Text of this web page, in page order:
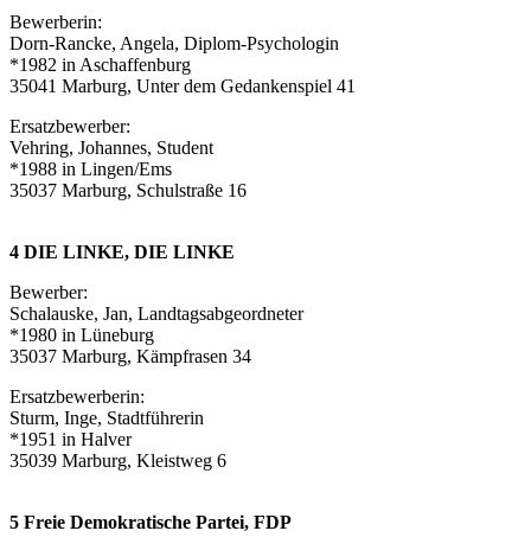
Bewerberin:
Dorn-Rancke, Angela, Diplom-Psychologin
*1982 in Aschaffenburg
35041 Marburg, Unter dem Gedankenspiel 41
Ersatzbewerber:
Vehring, Johannes, Student
*1988 in Lingen/Ems
35037 Marburg, Schulstraße 16
4 DIE LINKE, DIE LINKE
Bewerber:
Schalauske, Jan, Landtagsabgeordneter
*1980 in Lüneburg
35037 Marburg, Kämpfrasen 34
Ersatzbewerberin:
Sturm, Inge, Stadtführerin
*1951 in Halver
35039 Marburg, Kleistweg 6
5 Freie Demokratische Partei, FDP